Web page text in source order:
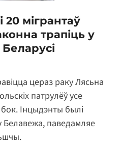
20 мігрантаў
трапіць у
цераз раку Лясьна
патрулёў усе
бок. Інцыдэнты былі
Белавежа, паведамляе